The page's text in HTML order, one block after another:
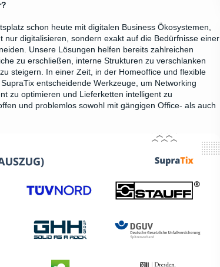
schon heute mit digitalen Business Ökosystemen,
nur digitalisieren, sondern exakt auf die Bedürfnisse einer
Unsere Lösungen helfen bereits zahlreichen
zu erschließen, interne Strukturen zu verschlanken
steigern. In einer Zeit, in der Homeoffice und flexible
entscheidende Werkzeuge, um Networking
zu optimieren und Lieferketten intelligent zu
und problemlos sowohl mit gängigen Office- als auch